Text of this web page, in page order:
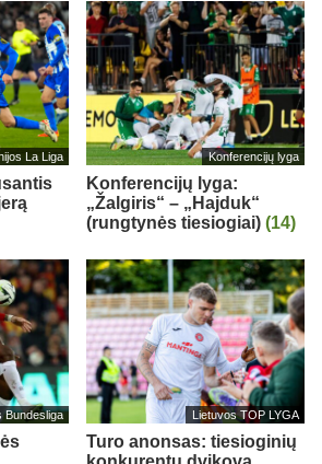
La Liga Konferencijų lyga
Konferencijų lyga:
„Žalgiris“ – „Hajduk“
(rungtynės tiesiogiai) (14)
Bundesliga Lietuvos TOP LYGA
Turo anonsas: tiesioginių